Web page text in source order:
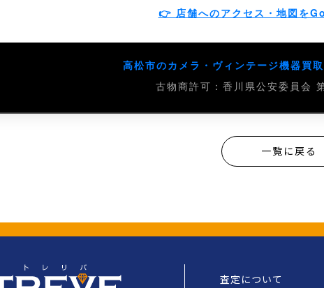
👉 店舗へのアクセス・地図を
高松市のカメラ・ヴィンテージ機器買
古物商許可：香川県公安委員会
一覧に戻る
査定について